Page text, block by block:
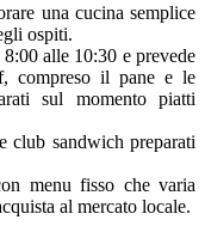
una cucina semplice
ospiti.
alle 10:30 e prevede
compreso il pane e le
sul momento piatti
club sandwich preparati
menu fisso che varia
al mercato locale.